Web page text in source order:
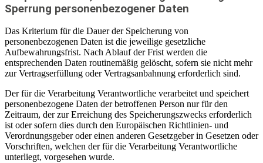
Sperrung personenbezogener Daten
Das Kriterium für die Dauer der Speicherung von
personenbezogenen Daten ist die jeweilige gesetzliche
Aufbewahrungsfrist. Nach Ablauf der Frist werden die
entsprechenden Daten routinemäßig gelöscht, sofern sie nicht mehr
zur Vertragserfüllung oder Vertragsanbahnung erforderlich sind.
Der für die Verarbeitung Verantwortliche verarbeitet und speichert
personenbezogene Daten der betroffenen Person nur für den
Zeitraum, der zur Erreichung des Speicherungszwecks erforderlich
ist oder sofern dies durch den Europäischen Richtlinien- und
Verordnungsgeber oder einen anderen Gesetzgeber in Gesetzen oder
Vorschriften, welchen der für die Verarbeitung Verantwortliche
unterliegt, vorgesehen wurde.